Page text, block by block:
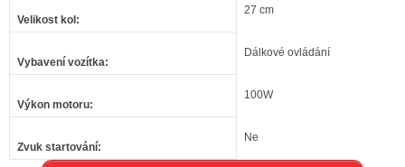
Velikost kol :
27 cm
Vybavení vozítka:
Dálkové ovládání
Výkon motoru:
100W
Zvuk startování:
Ne